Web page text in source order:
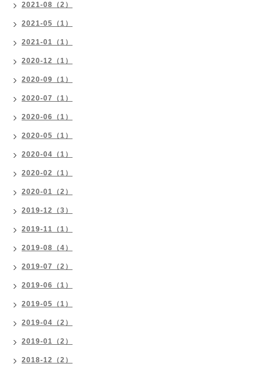
2021-08（2）
2021-05（1）
2021-01（1）
2020-12（1）
2020-09（1）
2020-07（1）
2020-06（1）
2020-05（1）
2020-04（1）
2020-02（1）
2020-01（2）
2019-12（3）
2019-11（1）
2019-08（4）
2019-07（2）
2019-06（1）
2019-05（1）
2019-04（2）
2019-01（2）
2018-12（2）